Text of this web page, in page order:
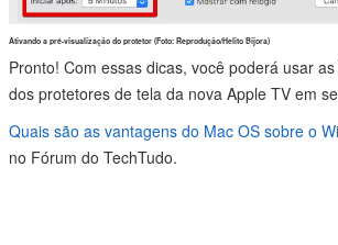
Ativando a pré-visualização do protetor (Foto: Reprodução/Helito Bijora)
Pronto! Com essas dicas, você poderá usar
dos protetores de tela da nova Apple TV em
Quais são as vantagens do Mac OS sobre o
no Fórum do TechTudo.